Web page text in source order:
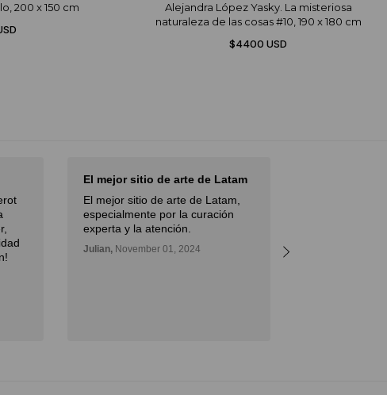
200 x 150 cm
Alejandra López Yasky. La misteriosa
naturaleza de las cosas #10, 190 x 180 cm
$4400 USD
El mejor sitio de arte de Latam
El mejor sitio de arte de Latam,
especialmente por la curación
experta y la atención.
Julian, November 01, 2024